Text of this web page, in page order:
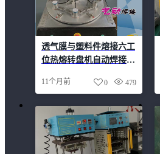
透气膜与塑料件熔接六工
位热熔转盘机自动焊接设
11个月前 479
0